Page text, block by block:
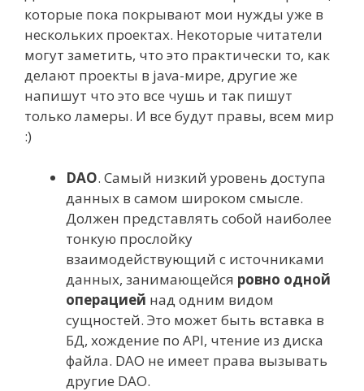
которые пока покрывают мои нужды уже в
нескольких проектах. Некоторые читатели
могут заметить, что это практически то, как
делают проекты в java-мире, другие же
напишут что это все чушь и так пишут
только ламеры. И все будут правы, всем мир
:)
DAO. Самый низкий уровень доступа
данных в самом широком смысле.
Должен представлять собой наиболее
тонкую прослойку
взаимодействующий с источниками
данных, занимающейся ровно одной
операцией над одним видом
сущностей. Это может быть вставка в
БД, хождение по API, чтение из диска
файла. DAO не имеет права вызывать
другие DAO.